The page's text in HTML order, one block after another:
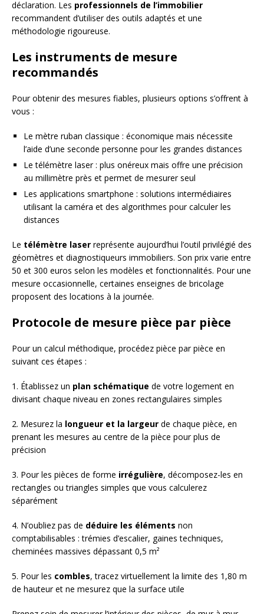
déclaration. Les professionnels de l’immobilier
recommandent d’utiliser des outils adaptés et une
méthodologie rigoureuse.
Les instruments de mesure
recommandés
Pour obtenir des mesures fiables, plusieurs options s’offrent à
vous :
Le mètre ruban classique : économique mais nécessite
l’aide d’une seconde personne pour les grandes distances
Le télémètre laser : plus onéreux mais offre une précision
au millimètre près et permet de mesurer seul
Les applications smartphone : solutions intermédiaires
utilisant la caméra et des algorithmes pour calculer les
distances
Le télémètre laser représente aujourd’hui l’outil privilégié des
géomètres et diagnostiqueurs immobiliers. Son prix varie entre
50 et 300 euros selon les modèles et fonctionnalités. Pour une
mesure occasionnelle, certaines enseignes de bricolage
proposent des locations à la journée.
Protocole de mesure pièce par pièce
Pour un calcul méthodique, procédez pièce par pièce en
suivant ces étapes :
1. Établissez un plan schématique de votre logement en
divisant chaque niveau en zones rectangulaires simples
2. Mesurez la longueur et la largeur de chaque pièce, en
prenant les mesures au centre de la pièce pour plus de
précision
3. Pour les pièces de forme irrégulière, décomposez-les en
rectangles ou triangles simples que vous calculerez
séparément
4. N’oubliez pas de déduire les éléments non
comptabilisables : trémies d’escalier, gaines techniques,
cheminées massives dépassant 0,5 m²
5. Pour les combles, tracez virtuellement la limite des 1,80 m
de hauteur et ne mesurez que la surface utile